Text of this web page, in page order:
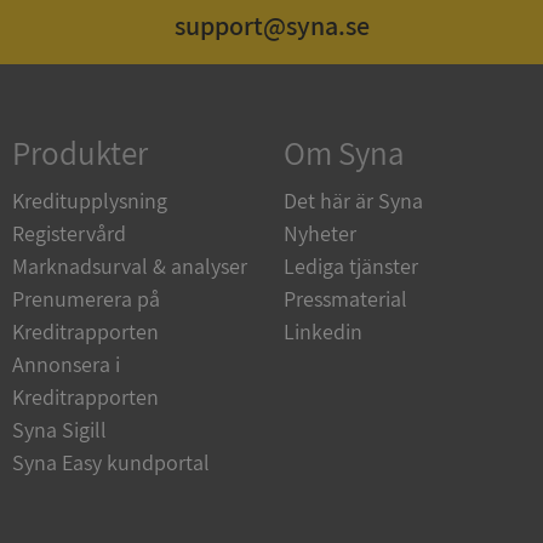
support@syna.se
Produkter
Kreditupplysning
Registervård
Marknadsurval & analyser
Prenumerera på
Kreditrapporten
Annonsera i
Kreditrapporten
Syna Sigill
Syna Easy kundportal
Om Syna
Det här är Syna
Nyheter
Lediga tjänster
Pressmaterial
Linkedin
Strikt nödvändiga kakor tillåter
kärnwebbplatsfunktioner som användarinloggning
och kontohantering. Webbplatsen kan inte
användas ordentligt utan strikt nödvändiga cookies.
Namn
Leverantör
Domän
Microsoft
Corporation